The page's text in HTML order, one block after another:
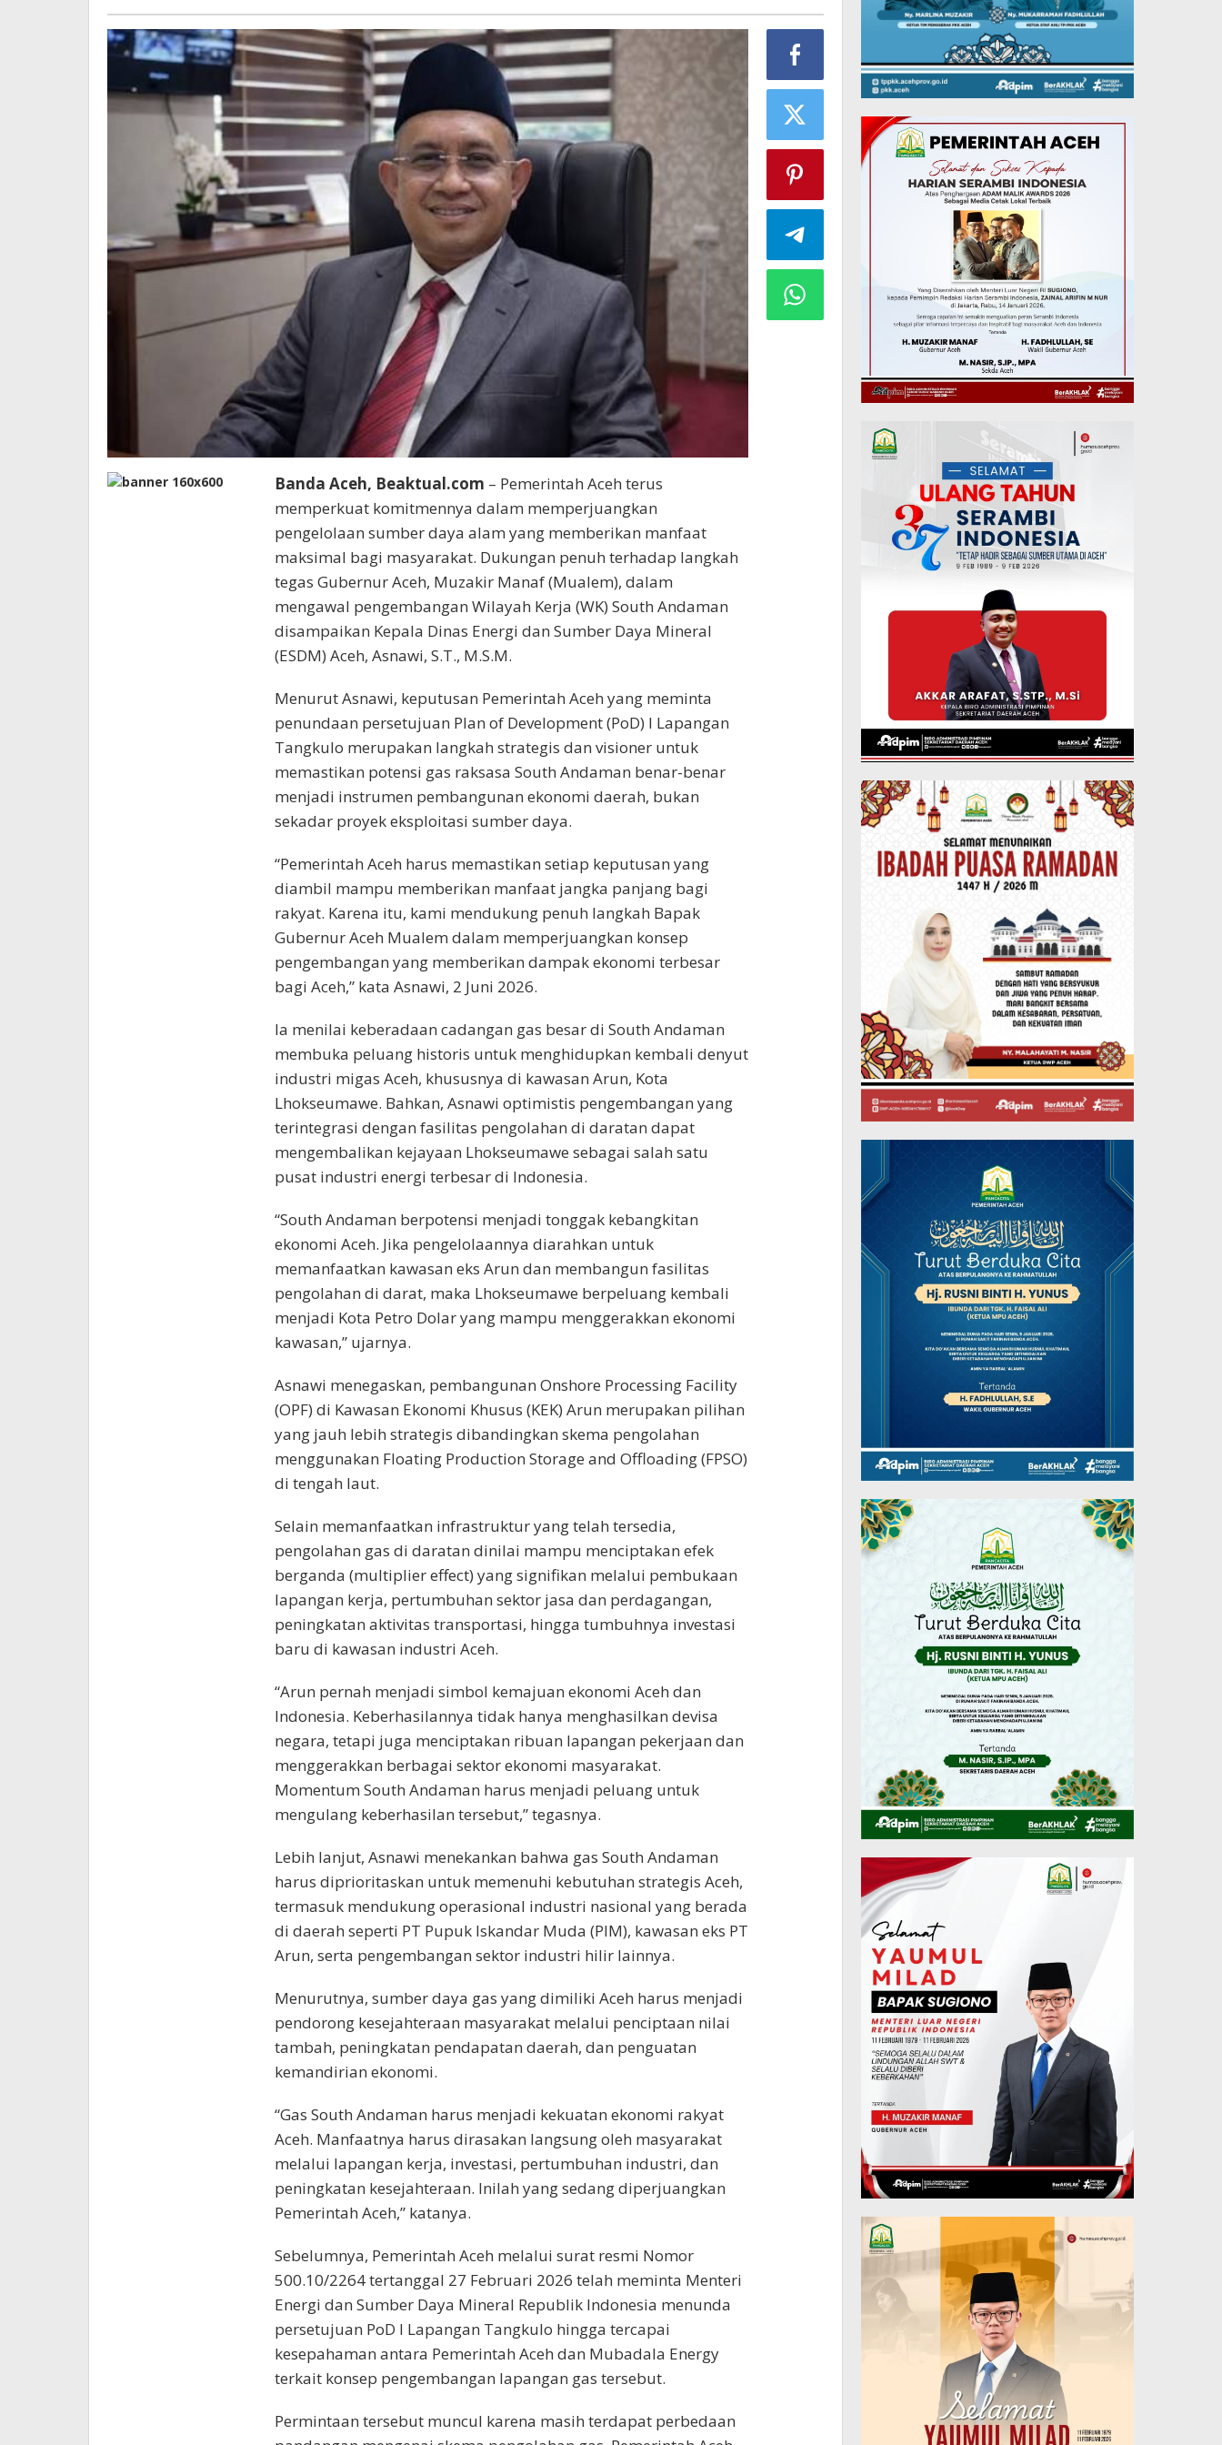
Banda Aceh, Beaktual.com – Pemerintah Aceh terus
memperkuat komitmennya dalam memperjuangkan
pengelolaan sumber daya alam yang memberikan manfaat
maksimal bagi masyarakat. Dukungan penuh terhadap langkah
tegas Gubernur Aceh, Muzakir Manaf (Mualem), dalam
mengawal pengembangan Wilayah Kerja (WK) South Andaman
disampaikan Kepala Dinas Energi dan Sumber Daya Mineral
(ESDM) Aceh, Asnawi, S.T., M.S.M.
Menurut Asnawi, keputusan Pemerintah Aceh yang meminta
penundaan persetujuan Plan of Development (PoD) I Lapangan
Tangkulo merupakan langkah strategis dan visioner untuk
memastikan potensi gas raksasa South Andaman benar-benar
menjadi instrumen pembangunan ekonomi daerah, bukan
sekadar proyek eksploitasi sumber daya.
“Pemerintah Aceh harus memastikan setiap keputusan yang
diambil mampu memberikan manfaat jangka panjang bagi
rakyat. Karena itu, kami mendukung penuh langkah Bapak
Gubernur Aceh Mualem dalam memperjuangkan konsep
pengembangan yang memberikan dampak ekonomi terbesar
bagi Aceh,” kata Asnawi, 2 Juni 2026.
Ia menilai keberadaan cadangan gas besar di South Andaman
membuka peluang historis untuk menghidupkan kembali denyut
industri migas Aceh, khususnya di kawasan Arun, Kota
Lhokseumawe. Bahkan, Asnawi optimistis pengembangan yang
terintegrasi dengan fasilitas pengolahan di daratan dapat
mengembalikan kejayaan Lhokseumawe sebagai salah satu
pusat industri energi terbesar di Indonesia.
“South Andaman berpotensi menjadi tonggak kebangkitan
ekonomi Aceh. Jika pengelolaannya diarahkan untuk
memanfaatkan kawasan eks Arun dan membangun fasilitas
pengolahan di darat, maka Lhokseumawe berpeluang kembali
menjadi Kota Petro Dolar yang mampu menggerakkan ekonomi
kawasan,” ujarnya.
Asnawi menegaskan, pembangunan Onshore Processing Facility
(OPF) di Kawasan Ekonomi Khusus (KEK) Arun merupakan pilihan
yang jauh lebih strategis dibandingkan skema pengolahan
menggunakan Floating Production Storage and Offloading (FPSO)
di tengah laut.
Selain memanfaatkan infrastruktur yang telah tersedia,
pengolahan gas di daratan dinilai mampu menciptakan efek
berganda (multiplier effect) yang signifikan melalui pembukaan
lapangan kerja, pertumbuhan sektor jasa dan perdagangan,
peningkatan aktivitas transportasi, hingga tumbuhnya investasi
baru di kawasan industri Aceh.
“Arun pernah menjadi simbol kemajuan ekonomi Aceh dan
Indonesia. Keberhasilannya tidak hanya menghasilkan devisa
negara, tetapi juga menciptakan ribuan lapangan pekerjaan dan
menggerakkan berbagai sektor ekonomi masyarakat.
Momentum South Andaman harus menjadi peluang untuk
mengulang keberhasilan tersebut,” tegasnya.
Lebih lanjut, Asnawi menekankan bahwa gas South Andaman
harus diprioritaskan untuk memenuhi kebutuhan strategis Aceh,
termasuk mendukung operasional industri nasional yang berada
di daerah seperti PT Pupuk Iskandar Muda (PIM), kawasan eks PT
Arun, serta pengembangan sektor industri hilir lainnya.
Menurutnya, sumber daya gas yang dimiliki Aceh harus menjadi
pendorong kesejahteraan masyarakat melalui penciptaan nilai
tambah, peningkatan pendapatan daerah, dan penguatan
kemandirian ekonomi.
“Gas South Andaman harus menjadi kekuatan ekonomi rakyat
Aceh. Manfaatnya harus dirasakan langsung oleh masyarakat
melalui lapangan kerja, investasi, pertumbuhan industri, dan
peningkatan kesejahteraan. Inilah yang sedang diperjuangkan
Pemerintah Aceh,” katanya.
Sebelumnya, Pemerintah Aceh melalui surat resmi Nomor
500.10/2264 tertanggal 27 Februari 2026 telah meminta Menteri
Energi dan Sumber Daya Mineral Republik Indonesia menunda
persetujuan PoD I Lapangan Tangkulo hingga tercapai
kesepahaman antara Pemerintah Aceh dan Mubadala Energy
terkait konsep pengembangan lapangan gas tersebut.
Permintaan tersebut muncul karena masih terdapat perbedaan